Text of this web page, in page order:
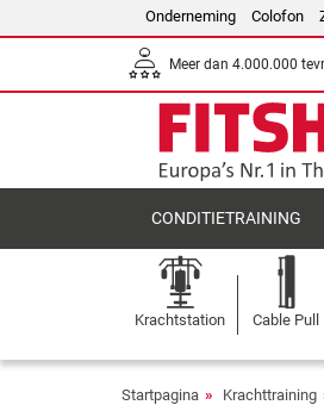
Onderneming Colofon
Meer dan 4.000.000
CONDITIETRAINING
Krachtstation Cable Pull
Startpagina Krachttraining